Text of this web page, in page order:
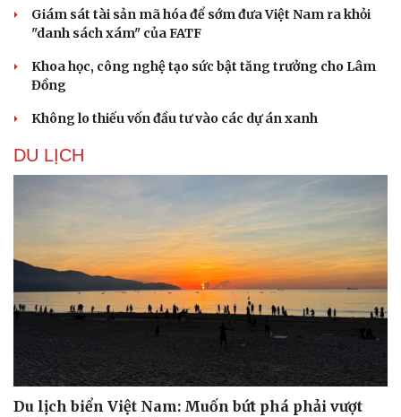
Giám sát tài sản mã hóa để sớm đưa Việt Nam ra khỏi
"danh sách xám" của FATF
Khoa học, công nghệ tạo sức bật tăng trưởng cho Lâm
Đồng
Không lo thiếu vốn đầu tư vào các dự án xanh
DU LỊCH
Du lịch biển Việt Nam: Muốn bứt phá phải vượt